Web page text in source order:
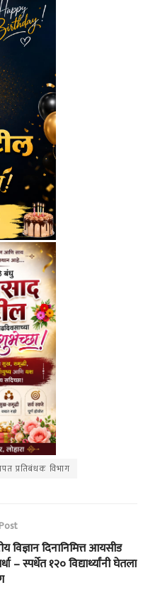
प्रतिबंधक विभाग
विज्ञान दिनानिमित्त आयसीड
– स्पर्धेत १२० विद्यार्थ्यांनी घेतला